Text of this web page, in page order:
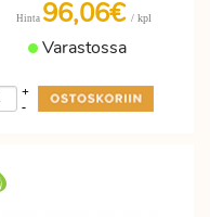
Hinta 96,06€ / kpl
Varastossa
-
+